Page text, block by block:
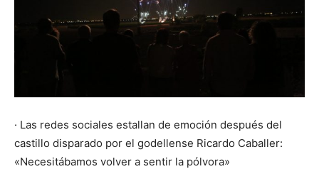
· Las redes sociales estallan de emoción después del
castillo disparado por el godellense Ricardo Caballer:
«Necesitábamos volver a sentir la pólvora»